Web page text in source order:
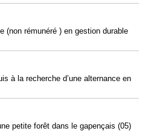
(non rémunéré ) en gestion durable
à la recherche d’une alternance en
petite forêt dans le gapençais (05)